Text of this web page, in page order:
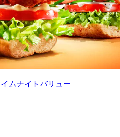
ムナイトバリュー